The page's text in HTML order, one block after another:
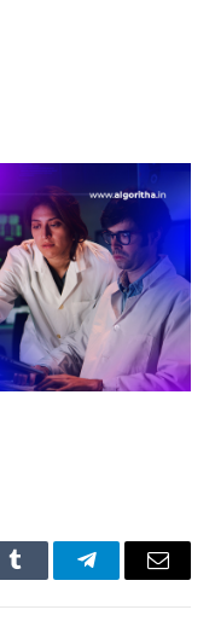
Tumblr TelegramEmail